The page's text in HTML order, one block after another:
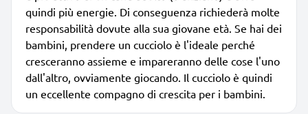
quindi più energie. Di conseguenza richiederà molte
responsabilità dovute alla sua giovane età. Se hai dei
bambini, prendere un cucciolo è l'ideale perché
cresceranno assieme e impareranno delle cose l'uno
dall'altro, ovviamente giocando. Il cucciolo è quindi
un eccellente compagno di crescita per i bambini.